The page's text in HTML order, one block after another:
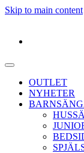
Skip to main content
OUTLET
NYHETER